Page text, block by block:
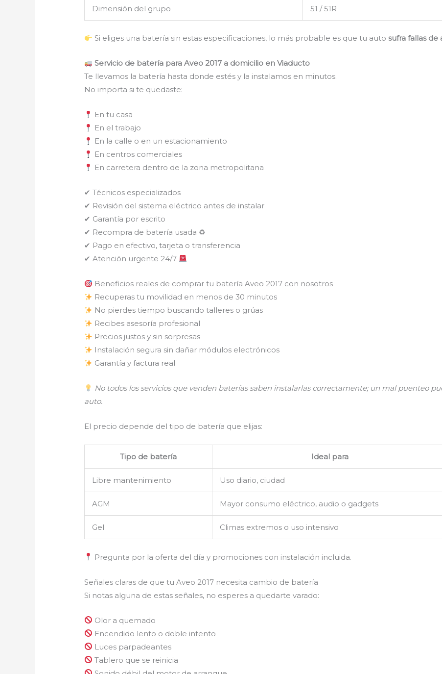
Dimensión del grupo 51 / 51R
Si eliges una batería sin estas especificaciones, lo más probable es que tu autosufra fallas de
Servicio de batería para Aveo 2017 a domicilio en Viaducto
Te llevamos la batería hasta donde estés y la instalamos en minutos.
No importa si te quedaste:
En tu casa
En el trabajo
En la calle o en un estacionamiento
En centros comerciales
En carretera dentro de la zona metropolitana
✔ Técnicos especializados
✔ Revisión del sistema eléctrico antes de instalar
✔ Garantía por escrito
✔ Recompra de batería usada ♻
✔ Pago en efectivo, tarjeta o transferencia
✔ Atención urgente 24/7
Beneficios reales de comprar tu batería Aveo 2017 con nosotros
Recuperas tu movilidad en menos de 30 minutos
No pierdes tiempo buscando talleres o grúas
Recibes asesoría profesional
Precios justos y sin sorpresas
Instalación segura sin dañar módulos electrónicos
Garantía y factura real
No todos los servicios que venden baterías saben instalarlas correctamente; un mal puenteo
auto.
El precio depende del tipo de batería que elijas:
Tipo de batería Ideal para
Libre mantenimiento Uso diario, ciudad
AGM Mayor consumo eléctrico, audio o gadgets
Gel Climas extremos o uso intensivo
Pregunta por la oferta del día y promociones con instalación incluida.
Señales claras de que tu Aveo 2017 necesita cambio de batería
Si notas alguna de estas señales, no esperes a quedarte varado:
Olor a quemado
Encendido lento o doble intento
Luces parpadeantes
Tablero que se reinicia